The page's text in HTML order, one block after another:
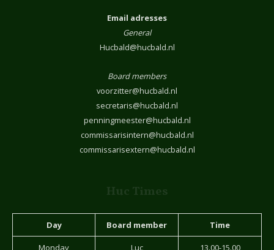
Email adresses
General
Hucbald@hucbald.nl
Board members
voorzitter@hucbald.nl
secretaris@hucbald.nl
penningmeester@hucbald.nl
commissarisintern@hucbald.nl
commissarisextern@hucbald.nl
Huc Times
Day Board member Time
Monday Luc 13.00-15.00